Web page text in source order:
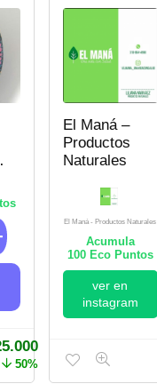
50%
El Maná –
Productos
Naturales
El Maná - Productos Naturales
Acumula
100Eco Puntos
ver en
instagram